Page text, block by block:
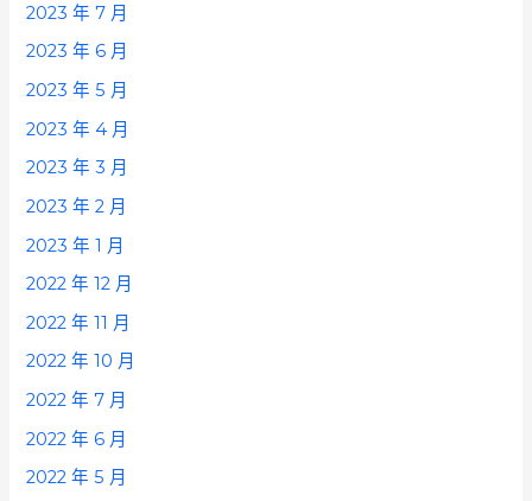
2023 年 7 月
2023 年 6 月
2023 年 5 月
2023 年 4 月
2023 年 3 月
2023 年 2 月
2023 年 1 月
2022 年 12 月
2022 年 11 月
2022 年 10 月
2022 年 7 月
2022 年 6 月
2022 年 5 月